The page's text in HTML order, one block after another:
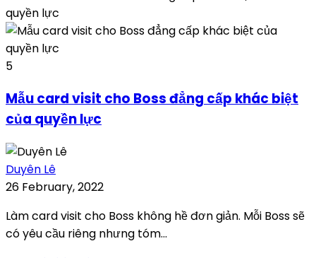
5
Mẫu card visit cho Boss đẳng cấp khác biệt
của quyền lực
Duyên Lê
26 February, 2022
Làm card visit cho Boss không hề đơn giản. Mỗi Boss sẽ
có yêu cầu riêng nhưng tóm...